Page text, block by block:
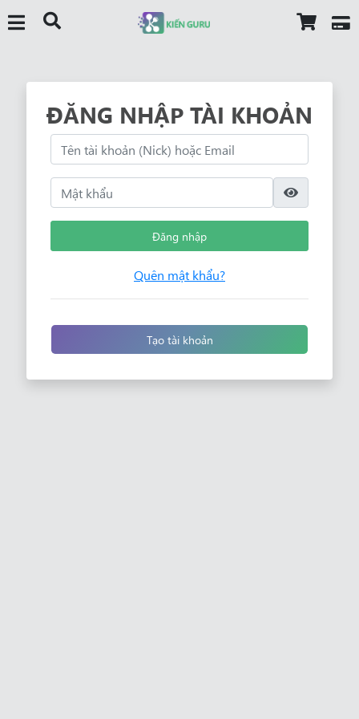
ĐĂNG NHẬP TÀI KHOẢN
Đăng nhập
Quên mật khẩu?
Tạo tài khoản